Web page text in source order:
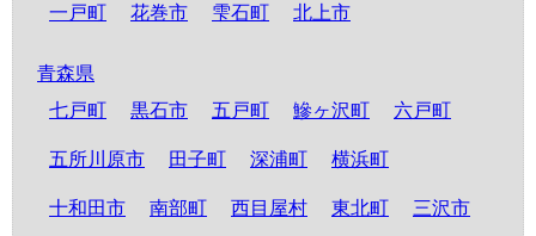
一戸町 花巻市 雫石町 北上市
青森県
七戸町
黒石市 五戸町 鰺ヶ沢町 六戸町
五所川原市 田子町 深浦町 横浜町
十和田市 南部町 西目屋村 東北町 三沢市